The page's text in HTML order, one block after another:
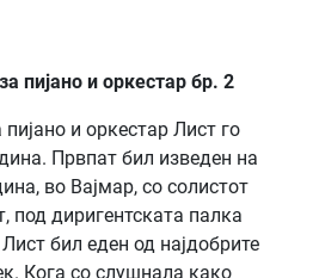
пијано и оркестар бр. 2
пијано и оркестар Лист го
Првпат бил изведен на
во Вајмар, со солистот
под диригентската палка
бил еден од најдобрите
Кога со слушнала како